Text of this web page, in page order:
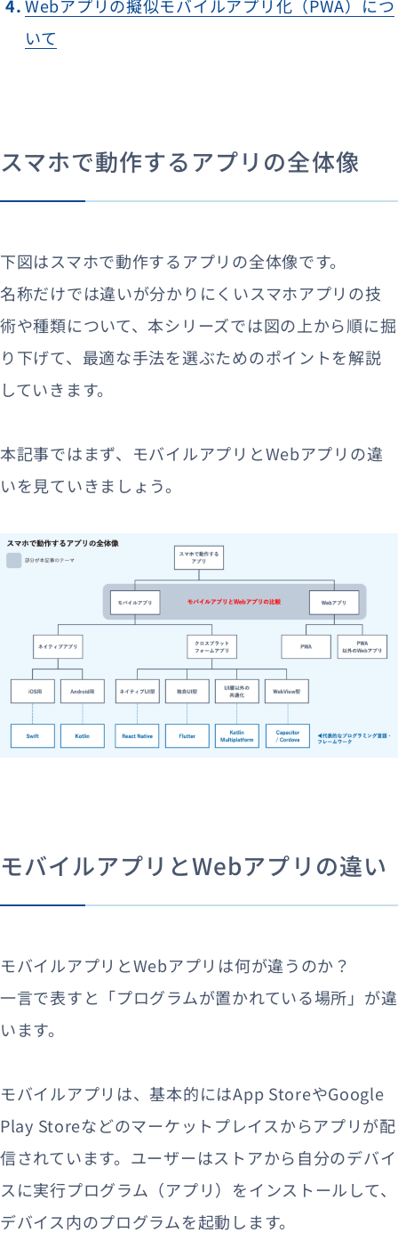
Webアプリの擬似モバイルアプリ化（PWA）につ
いて
スマホで動作するアプリの全体像
下図はスマホで動作するアプリの全体像です。
名称だけでは違いが分かりにくいスマホアプリの技
術や種類について、本シリーズでは図の上から順に掘
り下げて、最適な手法を選ぶためのポイントを解説
していきます。
本記事ではまず、モバイルアプリとWebアプリの違
いを見ていきましょう。
モバイルアプリとWebアプリの違い
モバイルアプリとWebアプリは何が違うのか？
一言で表すと「プログラムが置かれている場所」が違
います。
モバイルアプリは、基本的にはApp StoreやGoogle
Play Storeなどのマーケットプレイスからアプリが配
信されています。ユーザーはストアから自分のデバイ
スに実行プログラム（アプリ）をインストールして、
デバイス内のプログラムを起動します。